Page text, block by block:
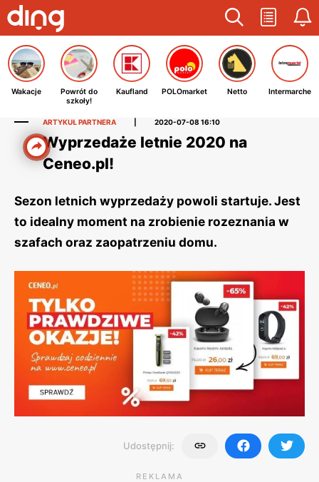
Wakacje
Powrót do
szkoły!
Kaufland POLOmarket Netto Intermarche
ARTYKUŁ PARTNERA 2020-07-08 16:10
Wyprzedaże letnie 2020 na
Ceneo.pl!
Sezon letnich wyprzedaży powoli startuje. Jest
to idealny moment na zrobienie rozeznania w
szafach oraz zaopatrzeniu domu.
Udostępnij:
REKLAMA